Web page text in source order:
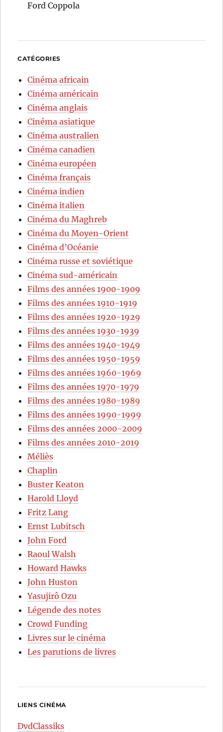
Ford Coppola
CATÉGORIES
Cinéma africain
Cinéma américain
Cinéma anglais
Cinéma asiatique
Cinéma australien
Cinéma canadien
Cinéma européen
Cinéma français
Cinéma indien
Cinéma italien
Cinéma du Maghreb
Cinéma du Moyen-Orient
Cinéma d’Océanie
Cinéma russe et soviétique
Cinéma sud-américain
Films des années 1900-1909
Films des années 1910-1919
Films des années 1920-1929
Films des années 1930-1939
Films des années 1940-1949
Films des années 1950-1959
Films des années 1960-1969
Films des années 1970-1979
Films des années 1980-1989
Films des années 1990-1999
Films des années 2000-2009
Films des années 2010-2019
Méliès
Chaplin
Buster Keaton
Harold Lloyd
Fritz Lang
Ernst Lubitsch
John Ford
Raoul Walsh
Howard Hawks
John Huston
Yasujirô Ozu
Légende des notes
Crowd Funding
Livres sur le cinéma
Les parutions de livres
LIENS CINÉMA
DvdClassiks